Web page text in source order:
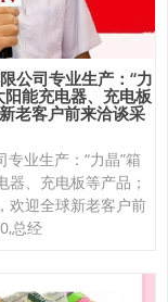
公司专业生产：“力
能充电器、充电板
老客户前来洽谈采
业生产：“力晶”箱
、充电板等产品；
欢迎全球新老客户前
总经